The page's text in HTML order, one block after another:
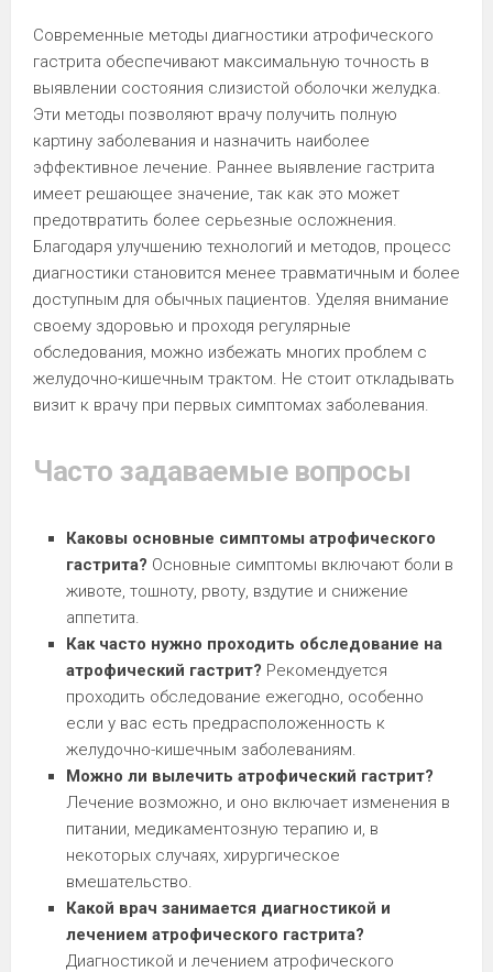
Современные методы диагностики атрофического
гастрита обеспечивают максимальную точность в
выявлении состояния слизистой оболочки желудка.
Эти методы позволяют врачу получить полную
картину заболевания и назначить наиболее
эффективное лечение. Раннее выявление гастрита
имеет решающее значение, так как это может
предотвратить более серьезные осложнения.
Благодаря улучшению технологий и методов, процесс
диагностики становится менее травматичным и более
доступным для обычных пациентов. Уделяя внимание
своему здоровью и проходя регулярные
обследования, можно избежать многих проблем с
желудочно-кишечным трактом. Не стоит откладывать
визит к врачу при первых симптомах заболевания.
Часто задаваемые вопросы
Каковы основные симптомы атрофического
гастрита? Основные симптомы включают боли в
животе, тошноту, рвоту, вздутие и снижение
аппетита.
Как часто нужно проходить обследование на
атрофический гастрит? Рекомендуется
проходить обследование ежегодно, особенно
если у вас есть предрасположенность к
желудочно-кишечным заболеваниям.
Можно ли вылечить атрофический гастрит?
Лечение возможно, и оно включает изменения в
питании, медикаментозную терапию и, в
некоторых случаях, хирургическое
вмешательство.
Какой врач занимается диагностикой и
лечением атрофического гастрита?
Диагностикой и лечением атрофического